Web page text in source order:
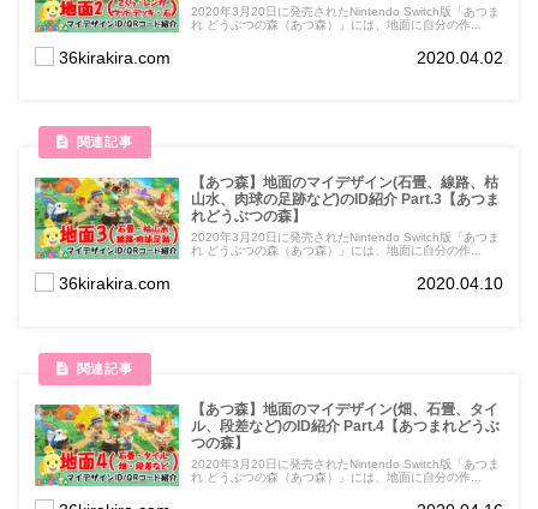
2020年3月20日に発売されたNintendo Switch版「あつま
れ どうぶつの森（あつ森）」には、地面に自分の作...
36kirakira.com 2020.04.02
【あつ森】地面のマイデザイン(石畳、線路、枯
山水、肉球の足跡など)のID紹介 Part.3【あつま
れどうぶつの森】
2020年3月20日に発売されたNintendo Switch版「あつま
れ どうぶつの森（あつ森）」には、地面に自分の作...
36kirakira.com 2020.04.10
【あつ森】地面のマイデザイン(畑、石畳、タイ
ル、段差など)のID紹介 Part.4【あつまれどうぶ
つの森】
2020年3月20日に発売されたNintendo Switch版「あつま
れ どうぶつの森（あつ森）」には、地面に自分の作...